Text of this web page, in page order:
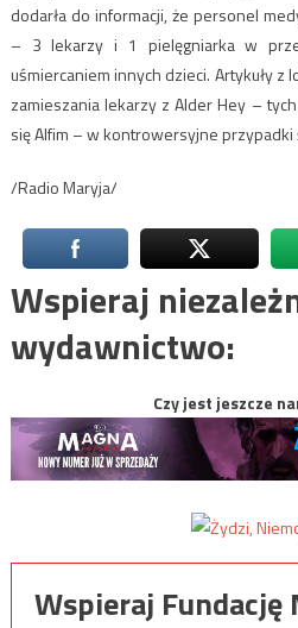
dodarła do informacji, że personel
– 3 lekarzy i 1 pielęgniarka w
uśmiercaniem innych dzieci. Artykuły z
zamieszania lekarzy z Alder Hey –
się Alfim – w kontrowersyjne przypadki
/Radio Maryja/
Wspieraj
wydawnictwo:
Czy jest jeszcze
Wspieraj Fundację